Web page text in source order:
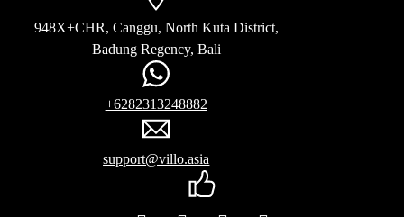
948X+CHR, Canggu, North Kuta District,
Badung Regency, Bali
+6282313248882
support@villo.asia